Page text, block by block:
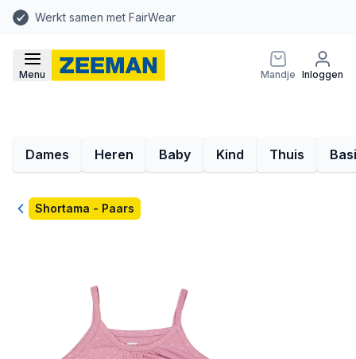
Werkt samen met FairWear
Menu Mandje Inloggen
Dames Heren Baby Kind Thuis
TerugShortama - Paars